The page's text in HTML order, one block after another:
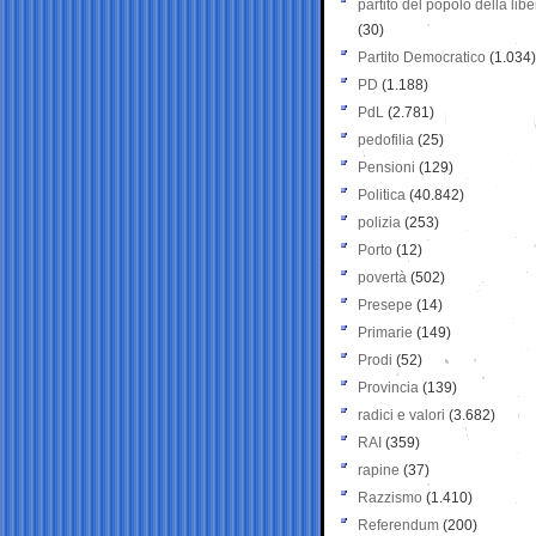
partito del popolo della
(30)
Partito Democratico (1.034)
PD (1.188)
PdL (2.781)
pedofilia (25)
Pensioni (129)
Politica (40.842)
polizia (253)
Porto (12)
povertà (502)
Presepe (14)
Primarie (149)
Prodi (52)
Provincia (139)
radici e valori (3.682)
RAI (359)
rapine (37)
Razzismo (1.410)
Referendum (200)